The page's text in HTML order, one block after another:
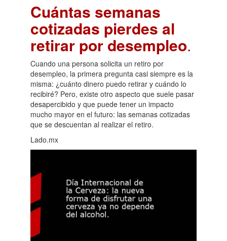
Cuántas semanas
cotizadas pierdes al
retirar por desempleo.
Cuando una persona solicita un retiro por
desempleo, la primera pregunta casi siempre es la
misma: ¿cuánto dinero puedo retirar y cuándo lo
recibiré? Pero, existe otro aspecto que suele pasar
desapercibido y que puede tener un impacto
mucho mayor en el futuro: las semanas cotizadas
que se descuentan al realizar el retiro.
Lado.mx